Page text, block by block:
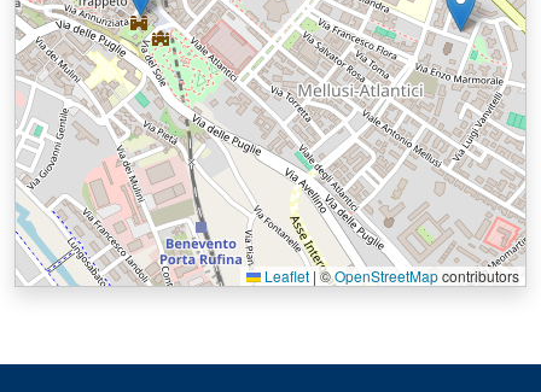
Leaflet |©OpenStreetMapcontributors